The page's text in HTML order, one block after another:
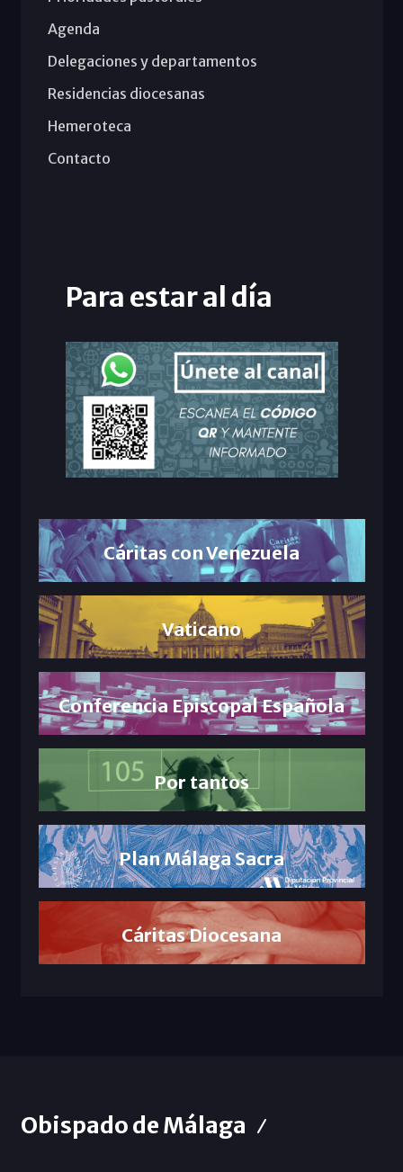
Agenda
Delegaciones y departamentos
Residencias diocesanas
Hemeroteca
Contacto
Para estar al día
Cáritas con Venezuela
Vaticano
Conferencia Episcopal Española
Por tantos
Plan Málaga Sacra
Cáritas Diocesana
Obispado de Málaga